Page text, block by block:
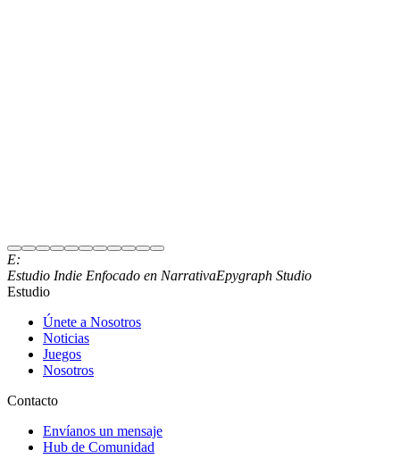
Suscríbete al Newsletter
Únete a nuestro Discord
E:
Estudio Indie Enfocado en NarrativaEpygraph Studio
Estudio
Únete a Nosotros
Noticias
Juegos
Nosotros
Contacto
Envíanos un mensaje
Hub de Comunidad